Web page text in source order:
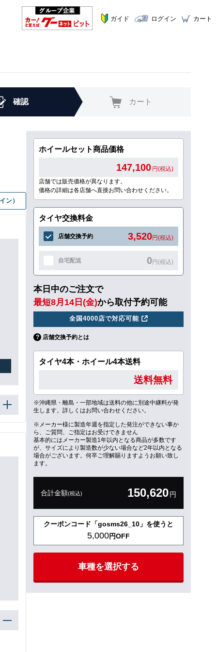
ガイド ログイン カート
確認 カート
ン）
ホイールセット商品価格
147,100 円(税込)
店舗では販売価格が異なります。
価格の詳細は各店舗へ直接お問い合わせください。
タイヤ交換料金
店舗交換予約 3,520円(税込)
自宅配送 0円(税込)
本日中のご注文で
最短8月14日(金)から取付予約可能
全国4000店で対応可能
店舗交換予約とは
タイヤ4本・ホイール4本送料
送料無料
※沖縄県・離島・一部地域は送料の他に別途中継料が発
生します。詳しくはお問い合わせください。
※メーカー様に製造年週を指定した発注ができない事か
ら、ご質問、ご指定はお受けできません
基本的にはメーカー製造1年以内となる商品が多数です
が、サイズにより製造数が少ない場合など2年以内となる
場合がございます。何卒ご理解賜りますようお願い致し
ます。
合計金額(税込) 150,620円
クーポンコード「gosms26_10」を使うと
5,000円OFF
車種を選択する